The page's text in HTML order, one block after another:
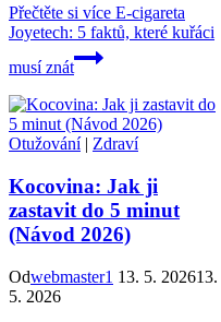
Přečtěte si více E-cigareta
Joyetech: 5 faktů, které kuřáci
musí znát
Otužování| Zdraví
Kocovina: Jak ji
zastavit do 5 minut
(Návod 2026)
Odwebmaster1 13. 5. 202613.
5. 2026